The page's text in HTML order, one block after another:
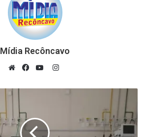
Mídia Recôncavo
Instagram